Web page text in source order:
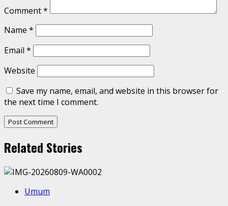
Comment*
Name *
Email *
Website
Save my name, email, and website in this browser for
the next time I comment.
Related Stories
Umum